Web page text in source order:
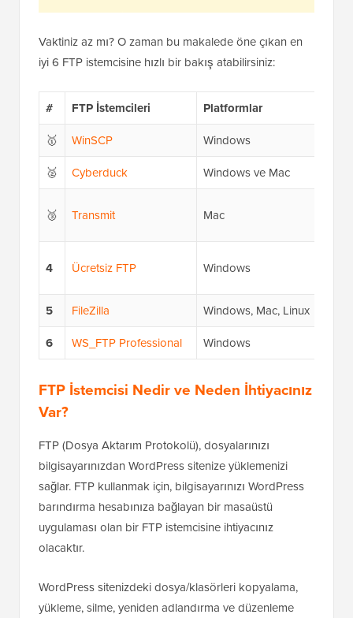
Vaktiniz az mı? O zaman bu makalede öne çıkan en
iyi 6 FTP istemcisine hızlı bir bakış atabilirsiniz:
# FTP İstemcileri Platformlar
🥇
WinSCP Windows
🥈
Cyberduck Windows ve Mac
🥉 Transmit Mac
4 Ücretsiz FTP Windows
5
FileZilla Windows, Mac, Linux
6
WS_FTP Professional Windows
FTP İstemcisi Nedir ve Neden İhtiyacınız
Var?
FTP (Dosya Aktarım Protokolü), dosyalarınızı
bilgisayarınızdan WordPress sitenize yüklemenizi
sağlar. FTP kullanmak için, bilgisayarınızı WordPress
barındırma hesabınıza bağlayan bir masaüstü
uygulaması olan bir FTP istemcisine ihtiyacınız
olacaktır.
WordPress sitenizdeki dosya/klasörleri kopyalama,
yükleme, silme, yeniden adlandırma ve düzenleme